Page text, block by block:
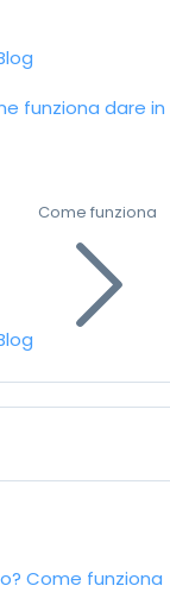
funziona dare in
Come funziona
Come funziona